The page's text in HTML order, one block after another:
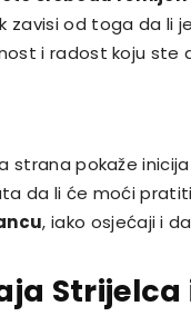
zavisi od toga da li
i radost koju ste
strana pokaže
da li će moći
, iako osjećaji i
Strijelca